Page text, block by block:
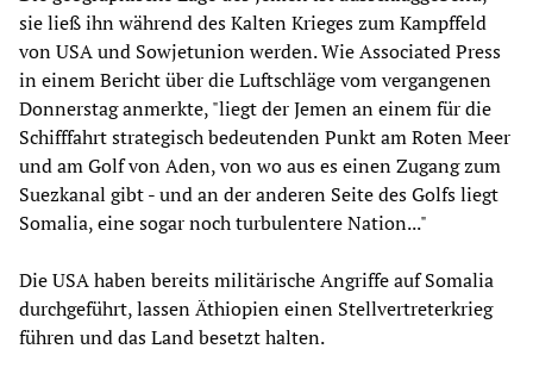
sie ließ ihn während des Kalten Krieges zum Kampffeld
von USA und Sowjetunion werden. Wie Associated Press
in einem Bericht über die Luftschläge vom vergangenen
Donnerstag anmerkte, "liegt der Jemen an einem für die
Schifffahrt strategisch bedeutenden Punkt am Roten Meer
und am Golf von Aden, von wo aus es einen Zugang zum
Suezkanal gibt - und an der anderen Seite des Golfs liegt
Somalia, eine sogar noch turbulentere Nation..."
Die USA haben bereits militärische Angriffe auf Somalia
durchgeführt, lassen Äthiopien einen Stellvertreterkrieg
führen und das Land besetzt halten.